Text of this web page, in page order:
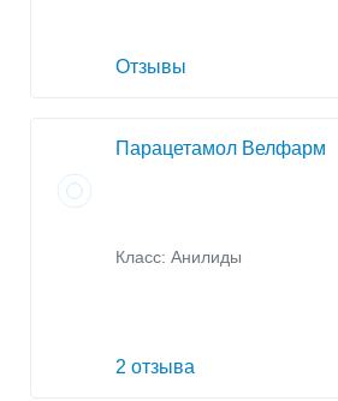
Отзывы
Парацетамол Велфарм
Класс: Анилиды
2 отзыва